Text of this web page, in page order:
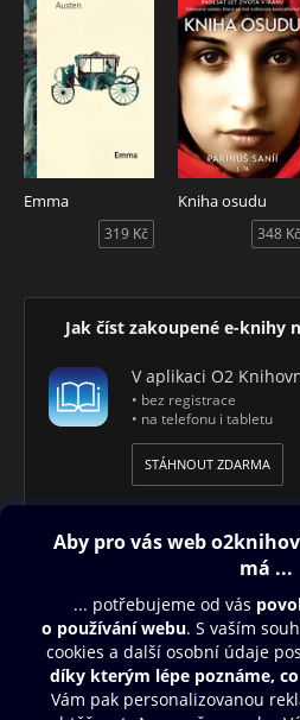
Emma
319 Kč
Kniha osudu
348 Kč
Jak číst zakoupené e-knihy
V aplikaci O2
• bez registrace
• na telefonu i tabletu
STÁHNOUT ZDARMA
Obsah ke stažení
Moje O2 Knihovna
Další zábava